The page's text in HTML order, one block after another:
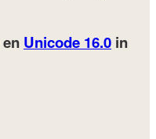
en Unicode 16.0 in